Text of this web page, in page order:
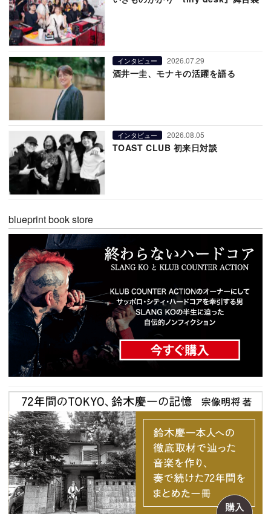
インタビュー 2026.07.29
酒井一圭、モナキの活躍を語る
インタビュー 2026.08.05
TOAST CLUB 初来日対談
blueprint book store